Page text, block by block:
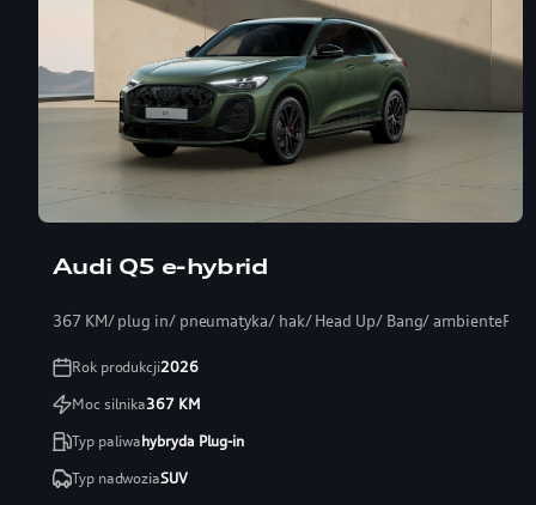
Audi Q5 e-hybrid
367 KM/ plug in/ pneumatyka/ hak/ Head Up/ Bang/ ambientePRO
Rok produkcji2026
Moc silnika367KM
Typ paliwahybryda Plug-in
Typ nadwoziaSUV